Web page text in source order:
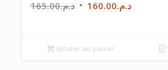
د.م.165.00
Le
était :
د.م.165.00.
د.م.160.00
Le
Ajouter au panier